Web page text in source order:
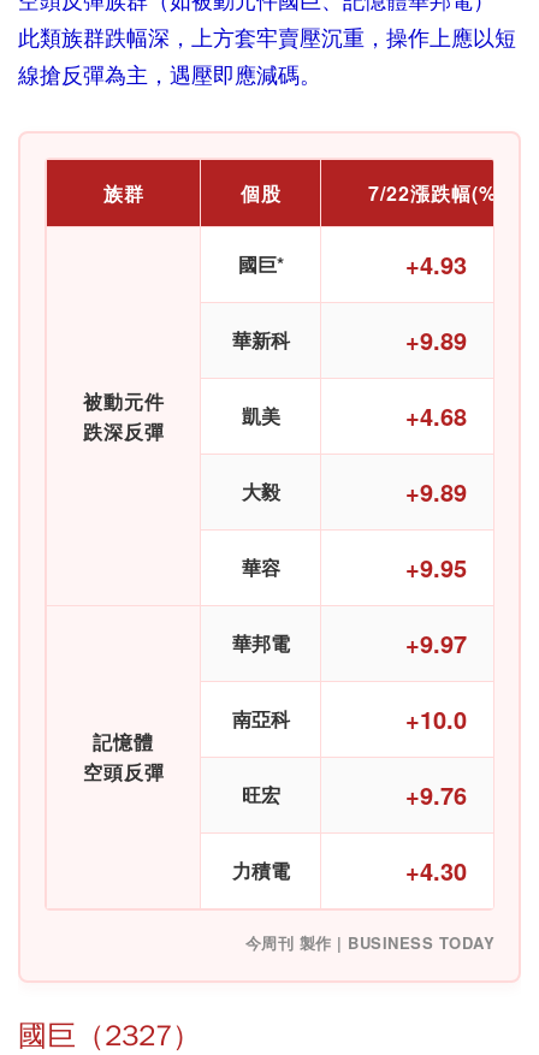
此類族群跌幅深，上方套牢賣壓沉重，操作上應以短
線搶反彈為主，遇壓即應減碼。
族群 個股 7/22漲跌幅(%)
被動元件
跌深反彈
國巨* +4.93
華新科 +9.89
凱美 +4.68
大毅 +9.89
華容 +9.95
記憶體
空頭反彈
華邦電 +9.97
南亞科 +10.0
旺宏 +9.76
力積電 +4.30
今周刊 製作 | BUSINESS TODAY
國巨（2327）